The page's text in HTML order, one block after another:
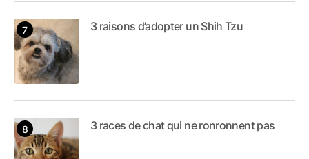
3 raisons d’adopter un Shih Tzu
3 races de chat qui ne ronronnent pas